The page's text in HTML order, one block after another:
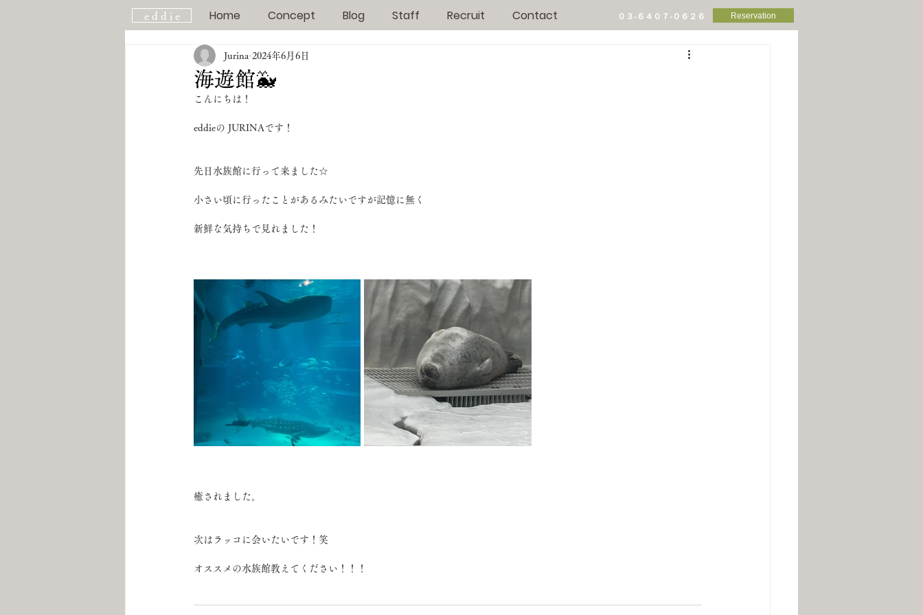
e d d i e Home Concept Blog Staff Recruit Contact ０３-６４０７-０６２６ Reservation
海遊館🐳
Jurina 2024年6月6日
こんにちは！
eddieの JURINAです！
先日水族館に行って来ました☆
小さい頃に行ったことがあるみたいですが記憶に無く
新鮮な気持ちで見れました！
癒されました。
次はラッコに会いたいです！笑
オススメの水族館教えてください！！！